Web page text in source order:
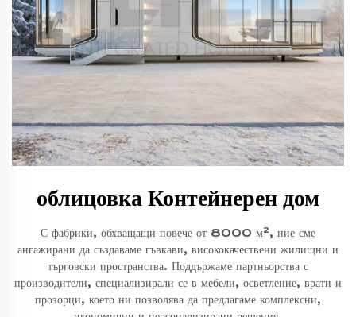
облицовка Контейнерен дом
С фабрики, обхващащи повече от 8000 м², ние сме
ангажирани да създаваме гъвкави, висококачествени жилищни и
търговски пространства. Поддържаме партньорства с
производители, специализирали се в мебели, осветление, врати и
прозорци, което ни позволява да предлагаме комплексни,